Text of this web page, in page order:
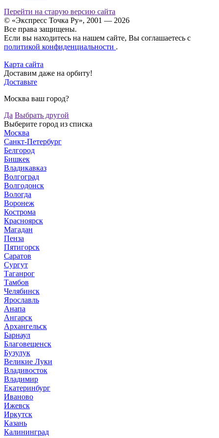
Перейти на старую версию сайта
© «Экспресс Точка Ру», 2001 — 2026
Все права защищены.
Если вы находитесь на нашем сайте, Вы соглашаетесь с
политикой конфиденциальности .
Карта сайта
Доставим даже на орбиту!
Доставьте
Москва ваш город?
Да Выбрать другой
Выберите город из списка
Москва
Санкт-Петербург
Белгород
Бишкек
Владикавказ
Волгоград
Волгодонск
Вологда
Воронеж
Кострома
Красноярск
Магадан
Пенза
Пятигорск
Саратов
Сургут
Таганрог
Тамбов
Челябинск
Ярославль
Анапа
Ангарск
Архангельск
Барнаул
Благовещенск
Бузулук
Великие Луки
Владивосток
Владимир
Екатеринбург
Иваново
Ижевск
Иркутск
Казань
Калининград